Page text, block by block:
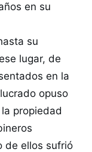
en su
su
lugar, de
en la
opuso
propiedad
de ellos sufrió